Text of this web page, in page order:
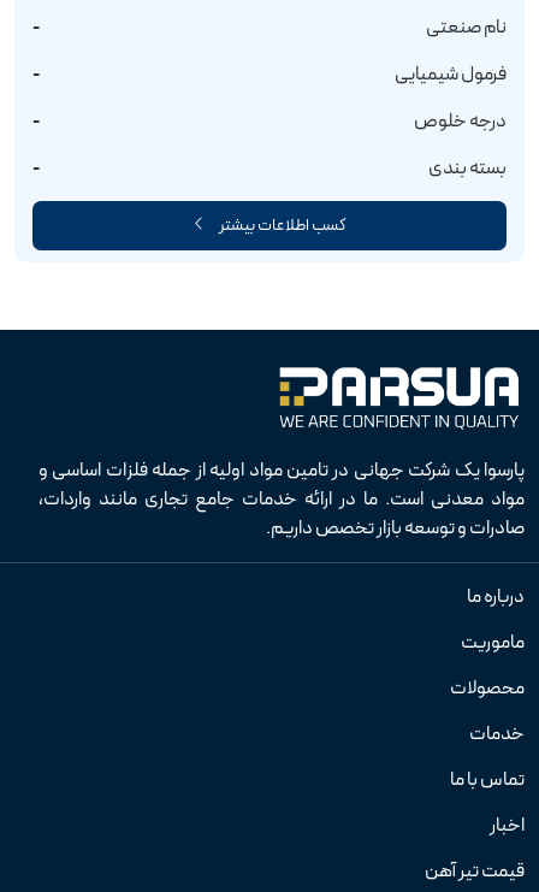
نام صنعتی
-
فرمول شیمیایی
-
درجه خلوص
-
بسته بندی
-
کسب اطلاعات بیشتر
پارسوا یک شرکت جهانی در تامین مواد اولیه از جمله فلزات اساسی و
مواد معدنی است. ما در ارائه خدمات جامع تجاری مانند واردات،
صادرات و توسعه بازار تخصص داریم.
درباره ما
ماموریت
محصولات
خدمات
تماس با ما
اخبار
قیمت تیر آهن